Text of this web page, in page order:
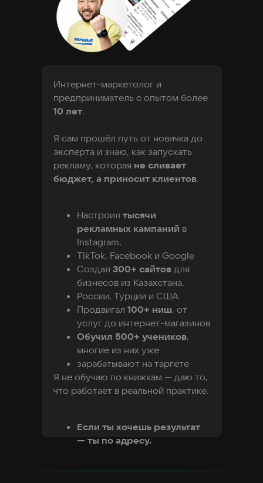
Интернет-маркетолог и
предприниматель с опытом более
10 лет.
Я сам прошёл путь от новичка до
эксперта и знаю, как запускать
рекламу, которая не сливает
бюджет, а приносит клиентов.
Настроил тысячи
рекламных кампаний в
Instagram,
TikTok, Facebook и Google
Создал 300+ сайтов для
бизнесов из Казахстана,
России, Турции и США
Продвигал 100+ ниш, от
услуг до интернет-магазинов
Обучил 500+ учеников,
многие из них уже
зарабатывают на таргете
Я не обучаю по книжкам — даю то,
что работает в реальной практике.
Если ты хочешь результат
— ты по адресу.